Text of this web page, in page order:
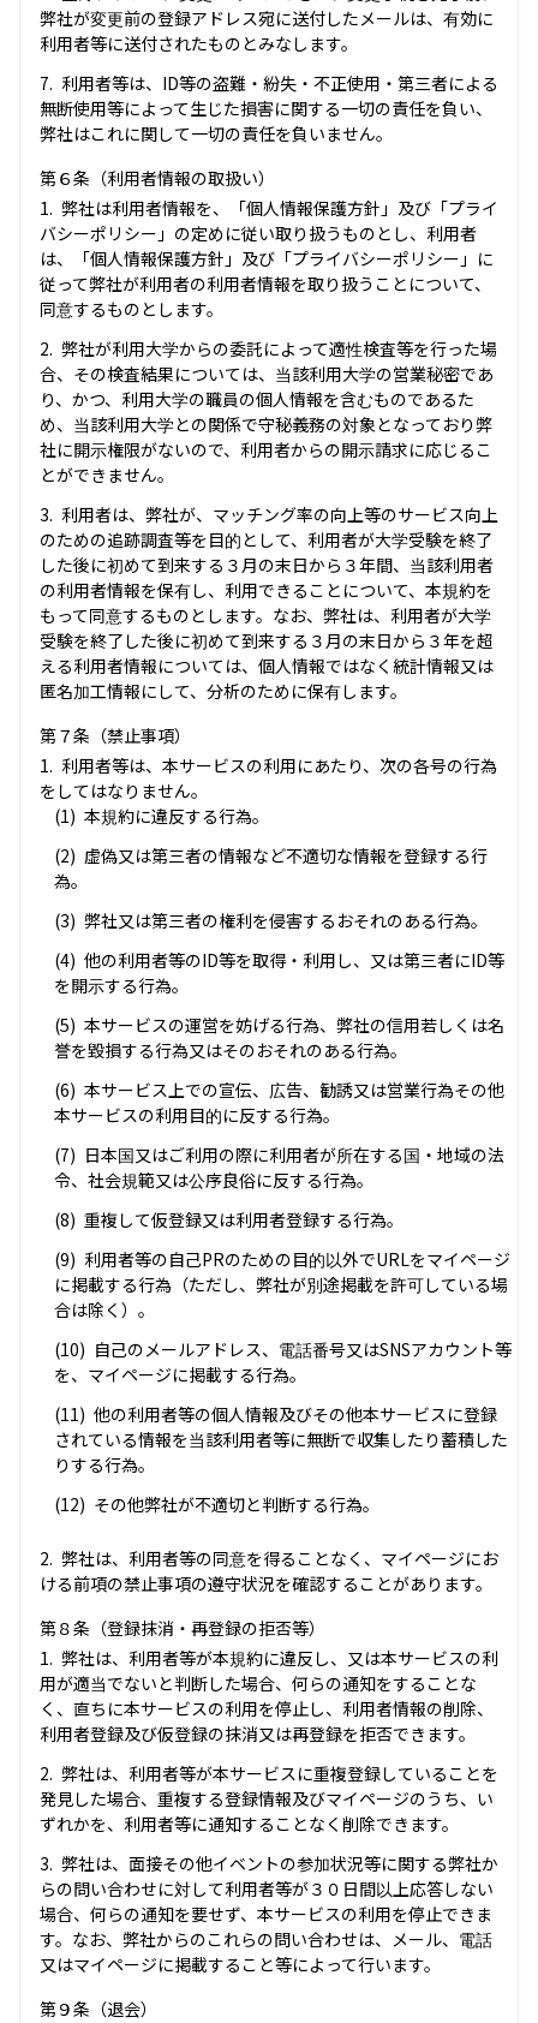
弊社が変更前の登録アドレス宛に送付したメールは、有効に
利用者等に送付されたものとみなします。
利用者等は、ID等の盗難・紛失・不正使用・第三者による
無断使用等によって生じた損害に関する一切の責任を負い、
弊社はこれに関して一切の責任を負いません。
第６条（利用者情報の取扱い）
弊社は利用者情報を、「個人情報保護方針」及び「プライ
バシーポリシー」の定めに従い取り扱うものとし、利用者
は、「個人情報保護方針」及び「プライバシーポリシー」に
従って弊社が利用者の利用者情報を取り扱うことについて、
同意するものとします。
弊社が利用大学からの委託によって適性検査等を行った場
合、その検査結果については、当該利用大学の営業秘密であ
り、かつ、利用大学の職員の個人情報を含むものであるた
め、当該利用大学との関係で守秘義務の対象となっており弊
社に開示権限がないので、利用者からの開示請求に応じるこ
とができません。
利用者は、弊社が、マッチング率の向上等のサービス向上
のための追跡調査等を目的として、利用者が大学受験を終了
した後に初めて到来する３月の末日から３年間、当該利用者
の利用者情報を保有し、利用できることについて、本規約を
もって同意するものとします。なお、弊社は、利用者が大学
受験を終了した後に初めて到来する３月の末日から３年を超
える利用者情報については、個人情報ではなく統計情報又は
匿名加工情報にして、分析のために保有します。
第７条（禁止事項）
利用者等は、本サービスの利用にあたり、次の各号の行為
をしてはなりません。
本規約に違反する行為。
虚偽又は第三者の情報など不適切な情報を登録する行
為。
弊社又は第三者の権利を侵害するおそれのある行為。
他の利用者等のID等を取得・利用し、又は第三者にID等
を開示する行為。
本サービスの運営を妨げる行為、弊社の信用若しくは名
誉を毀損する行為又はそのおそれのある行為。
本サービス上での宣伝、広告、勧誘又は営業行為その他
本サービスの利用目的に反する行為。
日本国又はご利用の際に利用者が所在する国・地域の法
令、社会規範又は公序良俗に反する行為。
重複して仮登録又は利用者登録する行為。
利用者等の自己PRのための目的以外でURLをマイページ
に掲載する行為（ただし、弊社が別途掲載を許可している場
合は除く）。
自己のメールアドレス、電話番号又はSNSアカウント等
を、マイページに掲載する行為。
他の利用者等の個人情報及びその他本サービスに登録
されている情報を当該利用者等に無断で収集したり蓄積した
りする行為。
その他弊社が不適切と判断する行為。
弊社は、利用者等の同意を得ることなく、マイページにお
ける前項の禁止事項の遵守状況を確認することがあります。
第８条（登録抹消・再登録の拒否等）
弊社は、利用者等が本規約に違反し、又は本サービスの利
用が適当でないと判断した場合、何らの通知をすることな
く、直ちに本サービスの利用を停止し、利用者情報の削除、
利用者登録及び仮登録の抹消又は再登録を拒否できます。
弊社は、利用者等が本サービスに重複登録していることを
発見した場合、重複する登録情報及びマイページのうち、い
ずれかを、利用者等に通知することなく削除できます。
弊社は、面接その他イベントの参加状況等に関する弊社か
らの問い合わせに対して利用者等が３０日間以上応答しない
場合、何らの通知を要せず、本サービスの利用を停止できま
す。なお、弊社からのこれらの問い合わせは、メール、電話
又はマイページに掲載すること等によって行います。
第９条（退会）